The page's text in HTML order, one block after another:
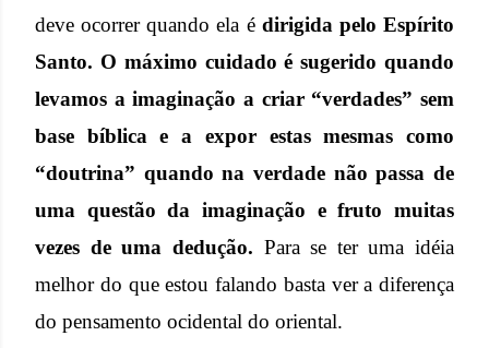
deve ocorrer quando ela é dirigida pelo Espírito
Santo. O máximo cuidado é sugerido quando
levamos a imaginação a criar “verdades” sem
base bíblica e a expor estas mesmas como
“doutrina” quando na verdade não passa de
uma questão da imaginação e fruto muitas
vezes de uma dedução. Para se ter uma idéia
melhor do que estou falando basta ver a diferença
do pensamento ocidental do oriental.